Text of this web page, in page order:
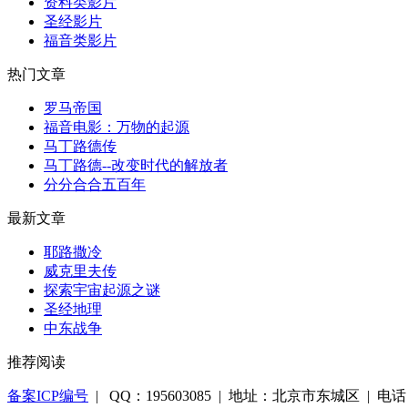
圣经影片
福音类影片
热门文章
罗马帝国
福音电影：万物的起源
马丁路德传
马丁路德--改变时代的解放者
分分合合五百年
最新文章
耶路撒冷
威克里夫传
探索宇宙起源之谜
圣经地理
中东战争
推荐阅读
备案ICP编号 | QQ：195603085 | 地址：北京市东城区 | 电话